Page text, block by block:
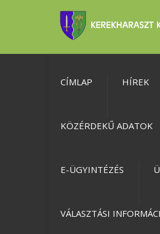
CÍMLAP HÍREK
KÖZÉRDEKŰ ADATOK
E-ÜGYINTÉZÉS
VÁLASZTÁSI